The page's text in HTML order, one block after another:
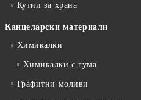
Кутии за храна
Канцеларски материали
Химикалки
Химикалки с гума
Графитни моливи